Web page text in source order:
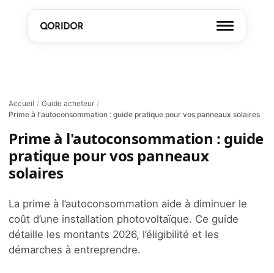
Accueil / Guide acheteur /
Prime à l'autoconsommation : guide pratique pour vos panneaux solaires
Prime à l'autoconsommation : guide
pratique pour vos panneaux
solaires
La prime à l’autoconsommation aide à diminuer le
coût d’une installation photovoltaïque. Ce guide
détaille les montants 2026, l’éligibilité et les
démarches à entreprendre.